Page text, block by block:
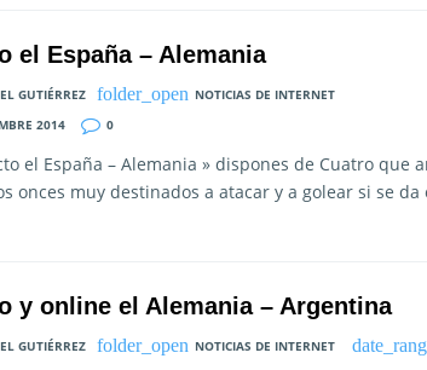
el España – Alemania
GUTIÉRREZ
NOTICIAS DE INTERNET
2014
0
el España – Alemania » dispones de Cuatro que
onces muy destinados a atacar y a golear si se da
y online el Alemania – Argentina
GUTIÉRREZ NOTICIAS DE INTERNET